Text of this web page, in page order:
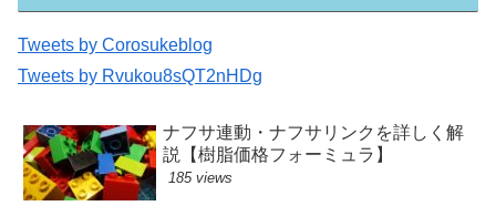
Tweets by Corosukeblog
Tweets by Rvukou8sQT2nHDg
ナフサ連動・ナフサリンクを詳しく解
説【樹脂価格フォーミュラ】
185 views